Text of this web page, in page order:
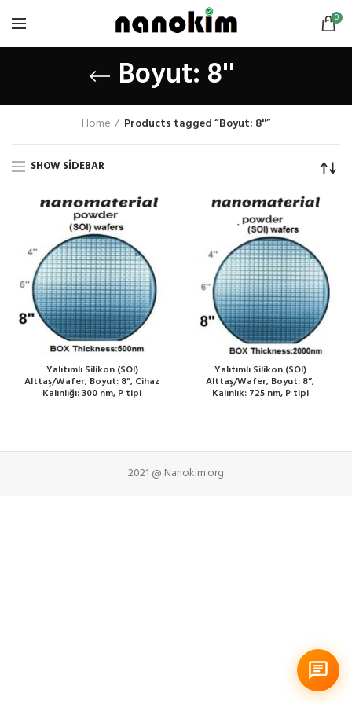
0
Boyut: 8''
Home Products tagged “Boyut: 8''”
SHOW SIDEBAR
Yalıtımlı Silikon (SOI)
Alttaş/Wafer, Boyut: 8”, Cihaz
Kalınlığı: 300 nm, P tipi
Yalıtımlı Silikon (SOI)
Alttaş/Wafer, Boyut: 8”,
Kalınlık: 725 nm, P tipi
2021 @ Nanokim.org